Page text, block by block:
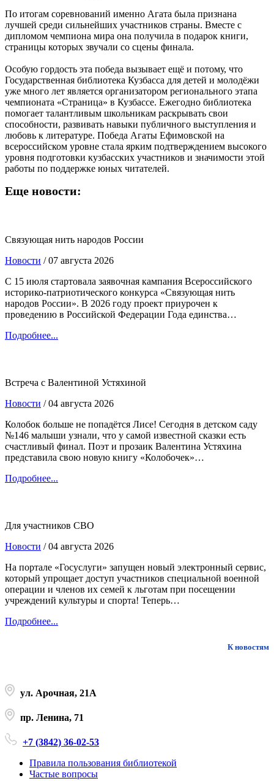
По итогам соревнований именно Агата была признана
лучшей среди сильнейших участников страны. Вместе с
дипломом чемпиона мира она получила в подарок книги,
страницы которых звучали со сцены финала.
Особую гордость эта победа вызывает ещё и потому, что
Государственная библиотека Кузбасса для детей и молодёжи
уже много лет является организатором регионального этапа
чемпионата «Страница» в Кузбассе. Ежегодно библиотека
помогает талантливым школьникам раскрывать свои
способности, развивать навыки публичного выступления и
любовь к литературе. Победа Агаты Ефимовской на
всероссийском уровне стала ярким подтверждением высокого
уровня подготовки кузбасских участников и значимости этой
работы по поддержке юных читателей.
Еще новости:
Связующая нить народов России
Новости / 07 августа 2026
С 15 июля стартовала заявочная кампания Всероссийского
историко-патриотического конкурса «Связующая нить
народов России». В 2026 году проект приурочен к
проведению в Российской Федерации Года единства…
Подробнее...
Встреча с Валентиной Устяхиной
Новости / 04 августа 2026
Колобок больше не попадётся Лисе! Сегодня в детском саду
№146 малыши узнали, что у самой известной сказки есть
счастливый финал. Поэт и прозаик Валентина Устяхина
представила свою новую книгу «Колобочек»…
Подробнее...
Для участников СВО
Новости / 04 августа 2026
На портале «Госуслуги» запущен новый электронный сервис,
который упрощает доступ участников специальной военной
операции и членов их семей к льготам при посещении
учреждений культуры и спорта! Теперь…
Подробнее...
К новостям
ул. Арочная, 21А
пр. Ленина, 71
+7 (3842) 36-02-53
Правила пользования библиотекой
Частые вопросы